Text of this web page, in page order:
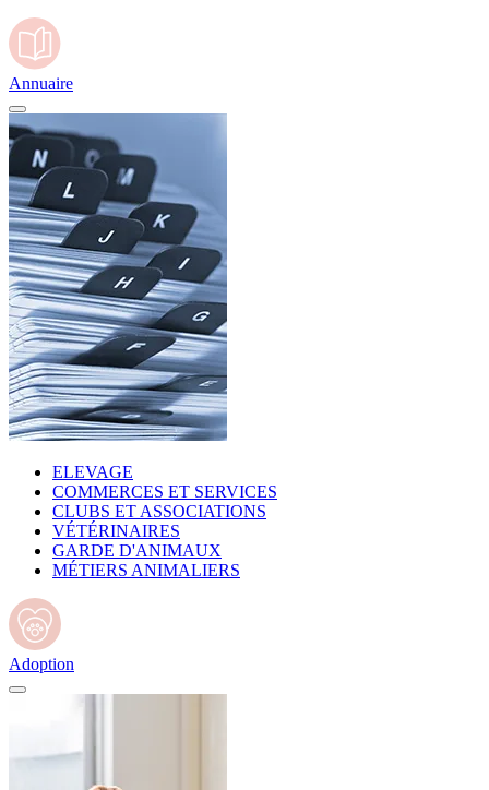
Annuaire
ELEVAGE
COMMERCES ET SERVICES
CLUBS ET ASSOCIATIONS
VÉTÉRINAIRES
GARDE D'ANIMAUX
MÉTIERS ANIMALIERS
Adoption